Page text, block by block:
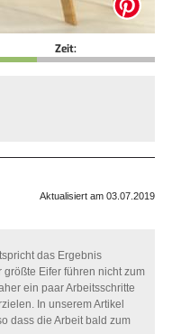
Zeit:
Aktualisiert am 03.07.2019
das Ergebnis
Eifer führen nicht zum
ein paar Arbeitsschritte
In unserem Artikel
dass die Arbeit bald zum